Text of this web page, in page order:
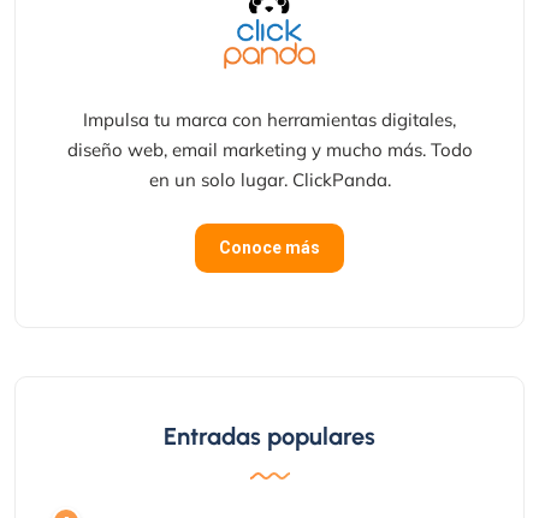
Impulsa tu marca con herramientas digitales,
diseño web, email marketing y mucho más. Todo
en un solo lugar. ClickPanda.
Conoce más
Entradas populares